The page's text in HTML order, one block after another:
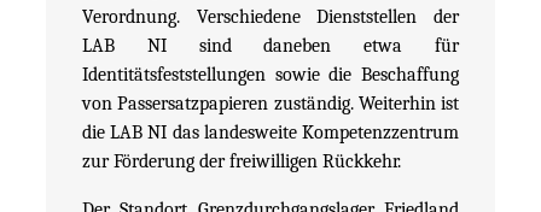
Verordnung. Verschiedene Dienststellen der
LAB NI sind daneben etwa für
Identitätsfeststellungen sowie die Beschaffung
von Passersatzpapieren zuständig. Weiterhin ist
die LAB NI das landesweite Kompetenzzentrum
zur Förderung der freiwilligen Rückkehr.